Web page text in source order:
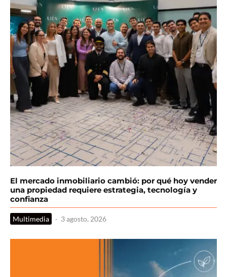
El mercado inmobiliario cambió: por qué hoy vender
una propiedad requiere estrategia, tecnología y
confianza
Multimedia · 3 agosto, 2026